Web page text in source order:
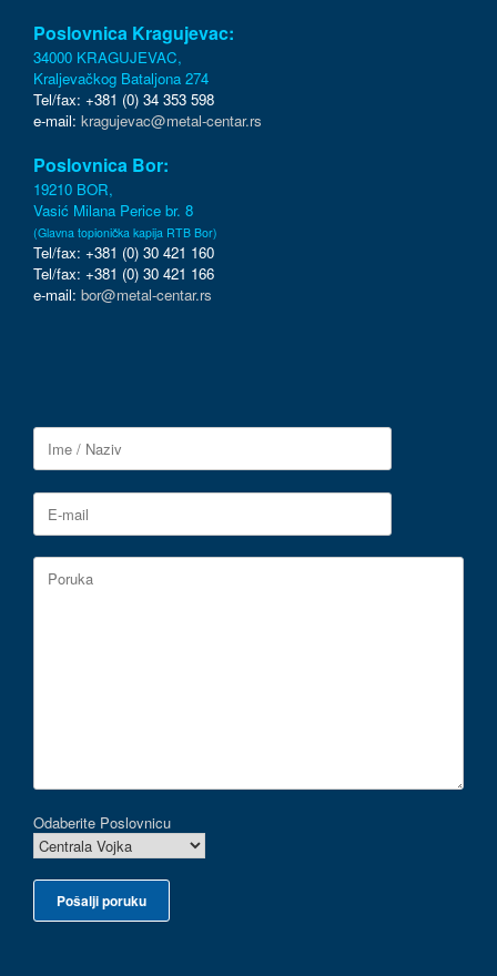
Poslovnica Kragujevac:
34000 KRAGUJEVAC,
Kraljevačkog Bataljona 274
Tel/fax: +381 (0) 34 353 598
e-mail: kragujevac@metal-centar.rs
Poslovnica Bor:
19210 BOR,
Vasić Milana Perice br. 8
(Glavna topionička kapija RTB Bor)
Tel/fax: +381 (0) 30 421 160
Tel/fax: +381 (0) 30 421 166
e-mail: bor@metal-centar.rs
Odaberite Poslovnicu